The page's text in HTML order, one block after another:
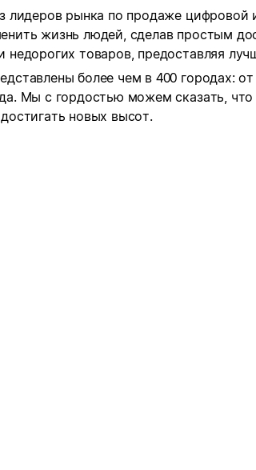
лидеров рынка по продаже цифровой
жизнь людей, сделав простым
недорогих товаров, предоставляя
более чем в 400 городах:
Мы с гордостью можем сказать,
новых высот.